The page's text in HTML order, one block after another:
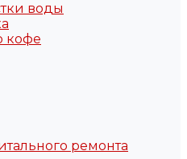
воды
кофе
ремонта